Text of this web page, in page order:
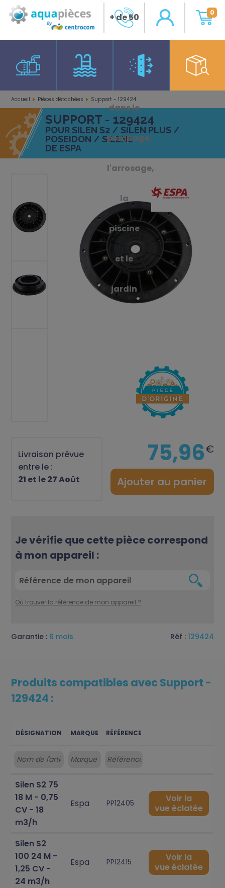
+ de 50
d'expérience
dans le
pompage,
l'arrosage,
la
piscine
et le
jardin
0
Accueil Pièces détachées Support - 129424
SUPPORT - 129424
POUR SILEN S2 / SILEN PLUS /
POSEIDON / SILEN2
DE ESPA
Livraison prévue
entre le :
21 et le 27 Août
75,96€
Ajouter au panier
Je vérifie que cette pièce correspond
à mon appareil :
Où trouver la référence de mon appareil ?
Garantie : 6 mois Réf : 129424
Produits compatibles avec Support -
129424 :
DÉSIGNATION MARQUE RÉFÉRENCE
Silen S2 75
18 M - 0,75
CV - 18
m3/h
Espa PP12405
Voir la
vue éclatée
Silen S2
100 24 M -
1,25 CV -
24 m3/h
Espa PP12415
Voir la
vue éclatée